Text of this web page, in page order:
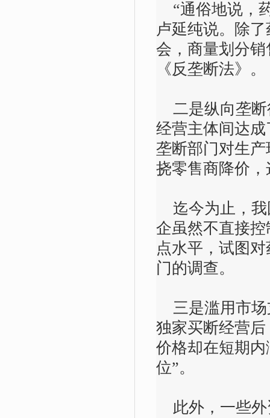
“通俗地说，
卢延纯说。除
会，商量划分
《反垄断法》。
二是纵向垄断
经营主体间达
垄断部门对生
挠零售商降价
迄今为止，我
企虽然不直接
点水平，试图
门的调查。
三是滥用市场
独家买断经营
价格却在短期
位”。
此外，一些外